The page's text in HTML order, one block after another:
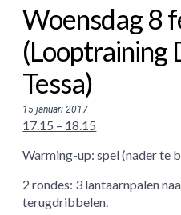
Woensdag 8
(Looptraining
Tessa)
15 januari 2017
17.15 – 18.15
Warming-up: spel (nader te
2 rondes: 3 lantaarnpalen
terugdribbelen.